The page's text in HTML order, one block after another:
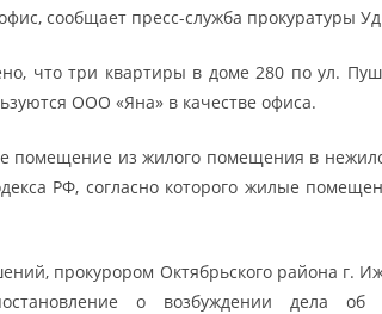
сообщает пресс-служба прокуратуры
что три квартиры в доме 280 по ул.
ООО «Яна» в качестве офиса.
помещение из жилого помещения в
РФ, согласно которого жилые
прокурором Октябрьского района г.
о возбуждении дела об